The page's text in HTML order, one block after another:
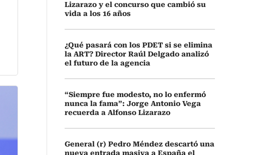
Lizarazo y el concurso que cambió su
vida a los 16 años
¿Qué pasará con los PDET si se elimina
la ART? Director Raúl Delgado analizó
el futuro de la agencia
“Siempre fue modesto, no lo enfermó
nunca la fama”: Jorge Antonio Vega
recuerda a Alfonso Lizarazo
General (r) Pedro Méndez descartó una
nueva entrada masiva a España el